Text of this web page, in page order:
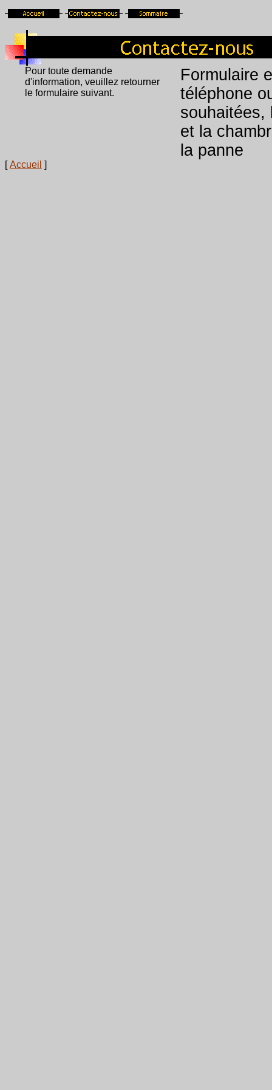
Pour toute demande
d'information, veuillez retourner
le formulaire suivant.
Formulaire
téléphone
souhaitées,
et la
la panne
[Accueil ]